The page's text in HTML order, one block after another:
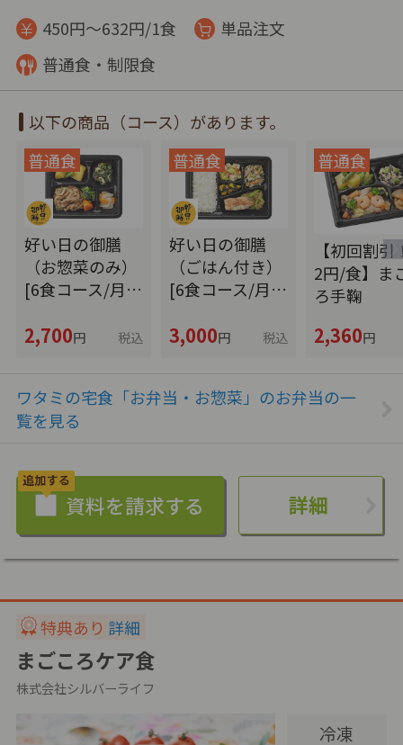
450円～632円/1食
単品注文
普通食・制限食
以下の商品（コース）があります。
好い日の御膳
（お惣菜のみ）
[6食コース/月…
2,700円 税込
好い日の御膳
（ごはん付き）
[6食コース/月…
3,000円 税込
【初回割引
2円/食】ま
ろ手鞠
2,360円
ワタミの宅食「お弁当・お惣菜」のお弁当の一
覧を見る
詳細
特典あり 詳細
まごころケア食
株式会社シルバーライフ
冷凍